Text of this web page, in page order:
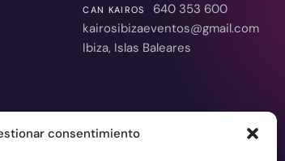
consentimiento
CAN KAIROS
640 353 600
kairosibizaeventos@gmail.com
Ibiza, Islas Baleares